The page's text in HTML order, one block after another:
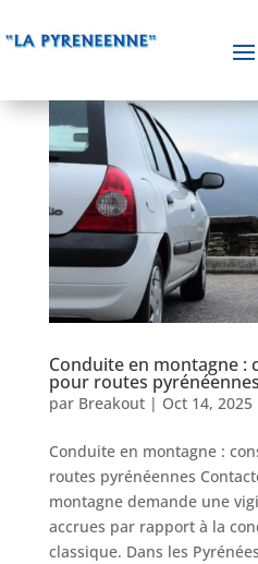
Conduite en montagne :
pour routes pyrénéennes
par Breakout| Oct 14, 2025
Conduite en montagne :
routes pyrénéennes
montagne demande une
accrues par rapport à la
classique. Dans les